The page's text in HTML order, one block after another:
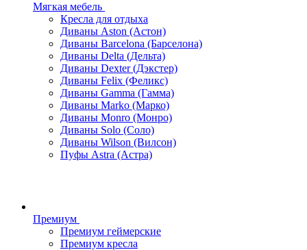
Мягкая мебель
Кресла для отдыха
Диваны Aston (Астон)
Диваны Barcelona (Барселона)
Диваны Delta (Дельта)
Диваны Dexter (Дэкстер)
Диваны Felix (Феликс)
Диваны Gamma (Гамма)
Диваны Marko (Марко)
Диваны Monro (Монро)
Диваны Solo (Соло)
Диваны Wilson (Вилсон)
Пуфы Astra (Астра)
Премиум
Премиум геймерские
Премиум кресла